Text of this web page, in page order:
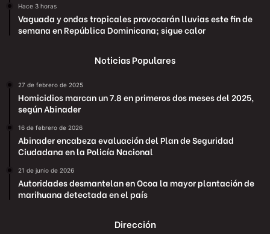
Hace 3 horas
Vaguada y ondas tropicales provocarán lluvias este fin de
semana en República Dominicana; sigue calor
Noticias Populares
27 de febrero de 2025
Homicidios marcan un 7.8 en primeros dos meses del 2025,
según Abinader
16 de febrero de 2026
Abinader encabeza evaluación del Plan de Seguridad
Ciudadana en la Policía Nacional
21 de junio de 2026
Autoridades desmantelan en Ocoa la mayor plantación de
marihuana detectada en el país
Dirección